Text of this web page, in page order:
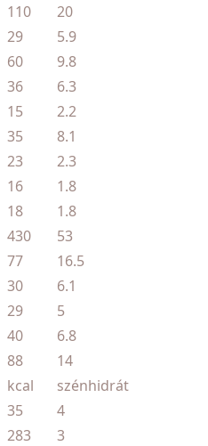
110
20
29
5.9
60
9.8
36
6.3
15
2.2
35
8.1
23
2.3
16
1.8
18
1.8
430
53
77
16.5
30
6.1
29
5
40
6.8
88
14
kcal
szénhidrát
35
4
283
3